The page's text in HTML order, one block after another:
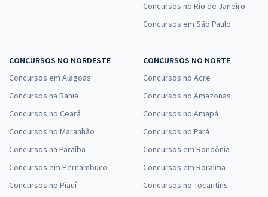
Concursos no Rio de Janeiro
Concursos em São Paulo
CONCURSOS NO NORDESTE
Concursos em Alagoas
Concursos na Bahia
Concursos no Ceará
Concursos no Maranhão
Concursos na Paraíba
Concursos em Pernambuco
Concursos no Piauí
CONCURSOS NO NORTE
Concursos no Acre
Concursos no Amazonas
Concursos no Amapá
Concursos no Pará
Concursos em Rondônia
Concursos em Roraima
Concursos no Tocantins